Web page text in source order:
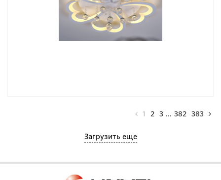
1 2 3 ... 382 383
Загрузить еще